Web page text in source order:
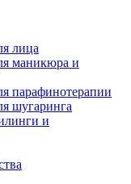
лица
маникюра и
парафинотерапии
шугаринга
и